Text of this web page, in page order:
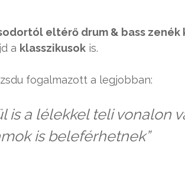
eltérő drum & bass zenék
a klasszikusok is.
fogalmazott a legjobban:
is a lélekkel teli vonalon
is beleférhetnek”